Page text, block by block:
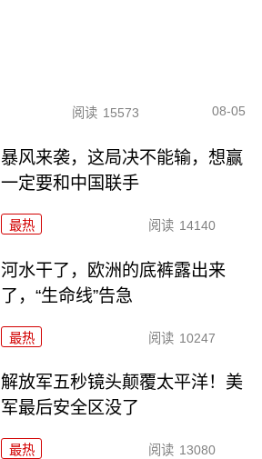
阅读 15573 08-05
暴风来袭，这局决不能输，想赢
一定要和中国联手
最热 阅读 14140
河水干了，欧洲的底裤露出来
了，“生命线”告急
最热 阅读 10247
解放军五秒镜头颠覆太平洋！美
军最后安全区没了
最热 阅读 13080